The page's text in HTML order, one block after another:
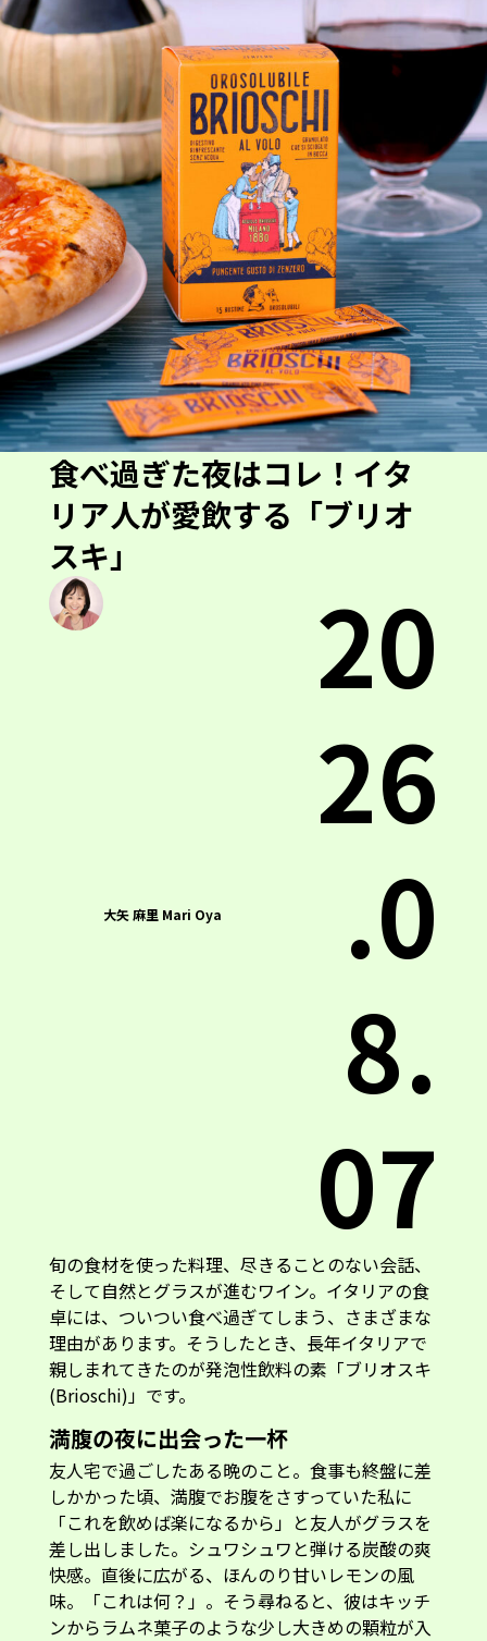
食べ過ぎた夜はコレ！イタ
リア人が愛飲する「ブリオ
スキ」
大矢 麻里 Mari Oya
20
26
.0
8.
07
旬の食材を使った料理、尽きることのない会話、
そして自然とグラスが進むワイン。イタリアの食
卓には、ついつい食べ過ぎてしまう、さまざまな
理由があります。そうしたとき、長年イタリアで
親しまれてきたのが発泡性飲料の素「ブリオスキ
(Brioschi)」です。
満腹の夜に出会った一杯
友人宅で過ごしたある晩のこと。食事も終盤に差
しかかった頃、満腹でお腹をさすっていた私に
「これを飲めば楽になるから」と友人がグラスを
差し出しました。シュワシュワと弾ける炭酸の爽
快感。直後に広がる、ほんのり甘いレモンの風
味。「これは何？」。そう尋ねると、彼はキッチ
ンからラムネ菓子のような少し大きめの顆粒が入